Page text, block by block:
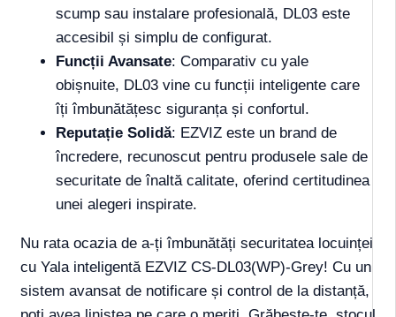
scump sau instalare profesională, DL03 este
accesibil și simplu de configurat.
Funcții Avansate: Comparativ cu yale
obișnuite, DL03 vine cu funcții inteligente care
îți îmbunătățesc siguranța și confortul.
Reputație Solidă: EZVIZ este un brand de
încredere, recunoscut pentru produsele sale de
securitate de înaltă calitate, oferind certitudinea
unei alegeri inspirate.
Nu rata ocazia de a-ți îmbunătăți securitatea locuinței
cu Yala inteligentă EZVIZ CS-DL03(WP)-Grey! Cu un
sistem avansat de notificare și control de la distanță,